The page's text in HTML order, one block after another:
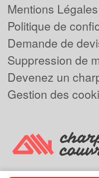
Mentions Légales
Politique de
Demande de
Suppression de
Devenez un
Gestion des